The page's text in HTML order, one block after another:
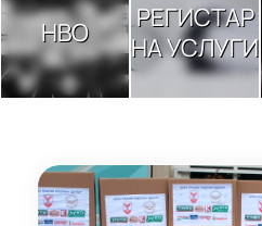
НВО
РЕГИСТАР
НА УСЛУГИ